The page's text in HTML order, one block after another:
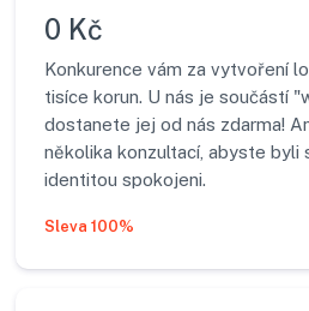
0 Kč
Konkurence vám za vytvoření
tisíce korun. U nás je součástí
dostanete jej od nás zdarma!
několika konzultací, abyste byli
identitou spokojeni.
Sleva 100%